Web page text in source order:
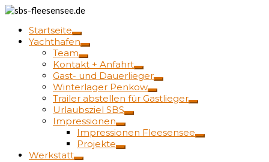
Startseite
Yachthafen
Team
Kontakt + Anfahrt
Gast- und Dauerlieger
Winterlager Penkow
Trailer abstellen für Gastlieger
Urlaubsziel SBS
Impressionen
Impressionen Fleesensee
Projekte
Werkstatt